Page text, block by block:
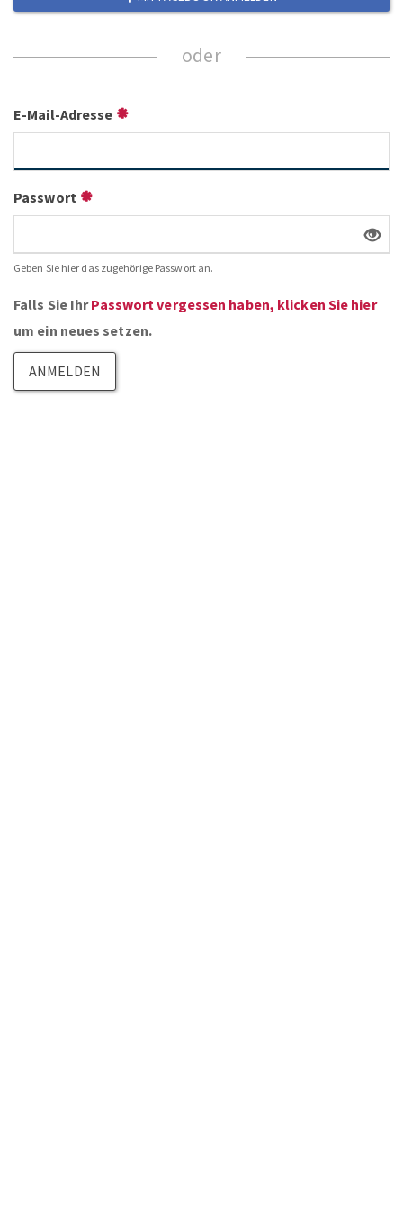
E-Mail-Adresse
Passwort
Geben Sie hier das zugehörige Passwort an.
Falls Sie IhrPasswort vergessen haben, klicken Sie hier
um ein neues setzen.
ANMELDEN